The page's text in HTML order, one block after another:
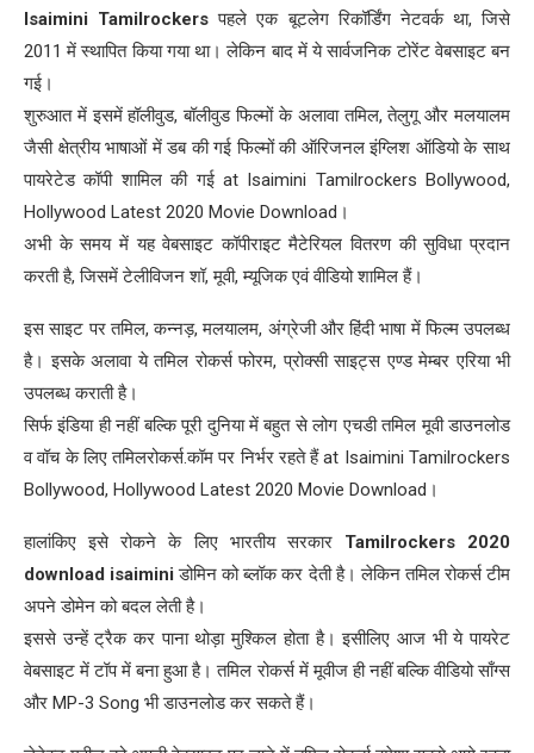
Isaimini Tamilrockers पहले एक बूटलेग रिकॉर्डिंग नेटवर्क था, जिसे
2011 में स्थापित किया गया था। लेकिन बाद में ये सार्वजनिक टोरेंट वेबसाइट बन
गई।
शुरुआत में इसमें हॉलीवुड, बॉलीवुड फिल्मों के अलावा तमिल, तेलुगू और मलयालम
जैसी क्षेत्रीय भाषाओं में डब की गई फिल्मों की ऑरिजनल इंग्लिश ऑडियो के साथ
पायरेटेड कॉपी शामिल की गई at Isaimini Tamilrockers Bollywood,
Hollywood Latest 2020 Movie Download।
अभी के समय में यह वेबसाइट कॉपीराइट मैटेरियल वितरण की सुविधा प्रदान
करती है, जिसमें टेलीविजन शॉ, मूवी, म्यूजिक एवं वीडियो शामिल हैं।
इस साइट पर तमिल, कन्नड़, मलयालम, अंग्रेजी और हिंदी भाषा में फिल्म उपलब्ध
है। इसके अलावा ये तमिल रोकर्स फोरम, प्रोक्सी साइट्स एण्ड मेम्बर एरिया भी
उपलब्ध कराती है।
सिर्फ इंडिया ही नहीं बल्कि पूरी दुनिया में बहुत से लोग एचडी तमिल मूवी डाउनलोड
व वॉच के लिए तमिलरोकर्स.कॉम पर निर्भर रहते हैं at Isaimini Tamilrockers
Bollywood, Hollywood Latest 2020 Movie Download।
हालांकिए इसे रोकने के लिए भारतीय सरकार Tamilrockers 2020
download isaimini डोमिन को ब्लॉक कर देती है। लेकिन तमिल रोकर्स टीम
अपने डोमेन को बदल लेती है।
इससे उन्हें ट्रैक कर पाना थोड़ा मुश्किल होता है। इसीलिए आज भी ये पायरेट
वेबसाइट में टॉप में बना हुआ है। तमिल रोकर्स में मूवीज ही नहीं बल्कि वीडियो साँग्स
और MP-3 Song भी डाउनलोड कर सकते हैं।